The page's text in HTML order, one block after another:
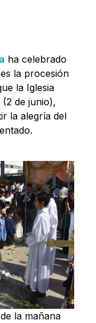
ha celebrado
la procesión
la Iglesia
de junio),
la alegría del
la mañana